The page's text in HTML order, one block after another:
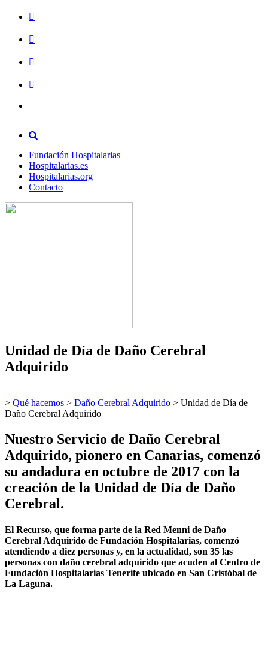
Fundación Hospitalarias
Hospitalarias.es
Hospitalarias.org
Contacto
Unidad de Día de Daño Cerebral
Adquirido
> Qué hacemos > Daño Cerebral Adquirido > Unidad de Día de
Daño Cerebral Adquirido
Nuestro Servicio de Daño Cerebral
Adquirido, pionero en Canarias, comenzó
su andadura en octubre de 2017 con la
creación de la Unidad de Día de Daño
Cerebral.
El Recurso, que forma parte de la Red Menni de Daño
Cerebral Adquirido de Fundación Hospitalarias, comenzó
atendiendo a diez personas y, en la actualidad, son 35 las
personas con daño cerebral adquirido que acuden al Centro de
Fundación Hospitalarias Tenerife ubicado en San Cristóbal de
La Laguna.